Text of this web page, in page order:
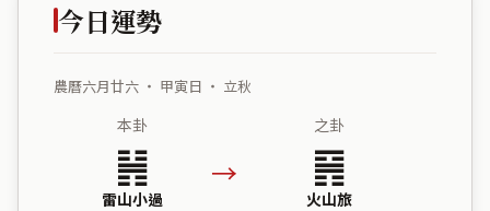
今日運勢
農曆六月廿六 ・ 甲寅日 ・ 立秋
本卦
䷽
雷山小過
→
之卦
䷷
火山旅